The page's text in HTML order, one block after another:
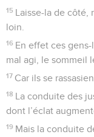
15 Laisse-la de côté,
loin.
16 En effet ces gens-
mal agi, le sommeil
17 Car ils se
18 La conduite des
dont l’éclat
19 Mais la conduite